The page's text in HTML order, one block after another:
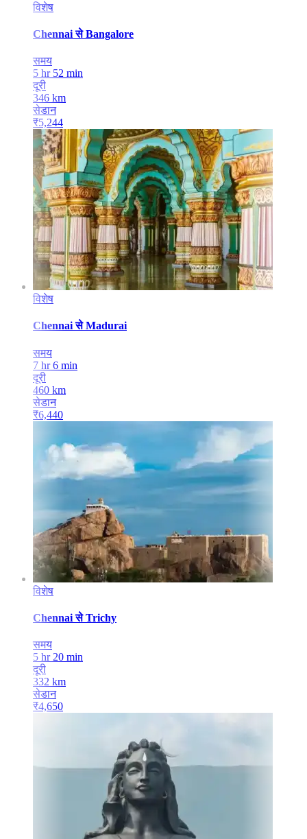
विशेष
Chennai से Bangalore
समय
5 hr 52 min
दूरी
346 km
सेडान
₹5,244
विशेष
Chennai से Madurai
समय
7 hr 6 min
दूरी
460 km
सेडान
₹6,440
विशेष
Chennai से Trichy
समय
5 hr 20 min
दूरी
332 km
सेडान
₹4,650